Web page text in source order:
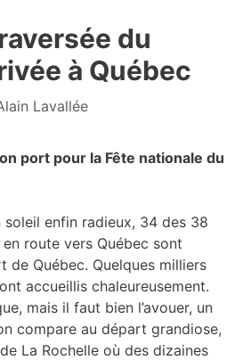
du
à Québec
Lavallée
port pour la Fête nationale du
soleil enfin radieux, 34 des 38
route vers Québec sont
de Québec. Quelques milliers
accueillis chaleureusement.
mais il faut bien l’avouer, un
compare au départ grandiose,
La Rochelle où des dizaines